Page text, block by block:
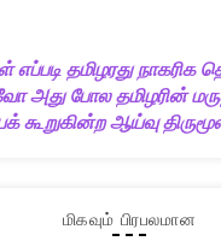
எப்படி தமிழரது
அது போல தமிழரின்
ஆய்வு
மிகவும் பிரபலமான